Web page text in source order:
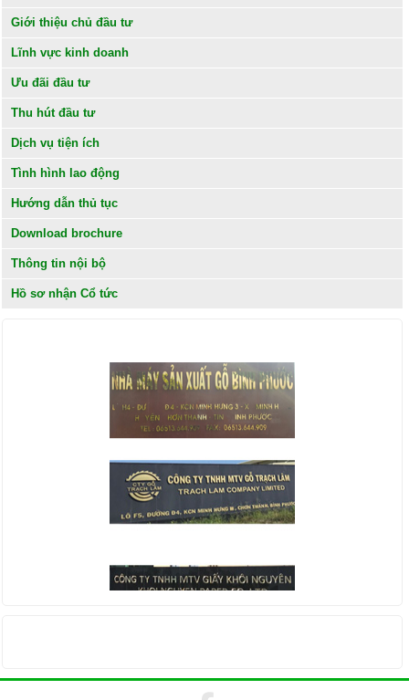
Giới thiệu chủ đầu tư
Lĩnh vực kinh doanh
Ưu đãi đầu tư
Thu hút đầu tư
Dịch vụ tiện ích
Tình hình lao động
Hướng dẫn thủ tục
Download brochure
Thông tin nội bộ
Hồ sơ nhận Cổ tức